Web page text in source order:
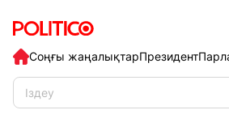
Соңғы жаңалықтарПрезидент